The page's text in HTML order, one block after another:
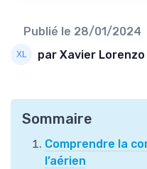
Publié le 28/01/2024
par Xavier Lorenzo
Sommaire
Comprendre la
l’aérien